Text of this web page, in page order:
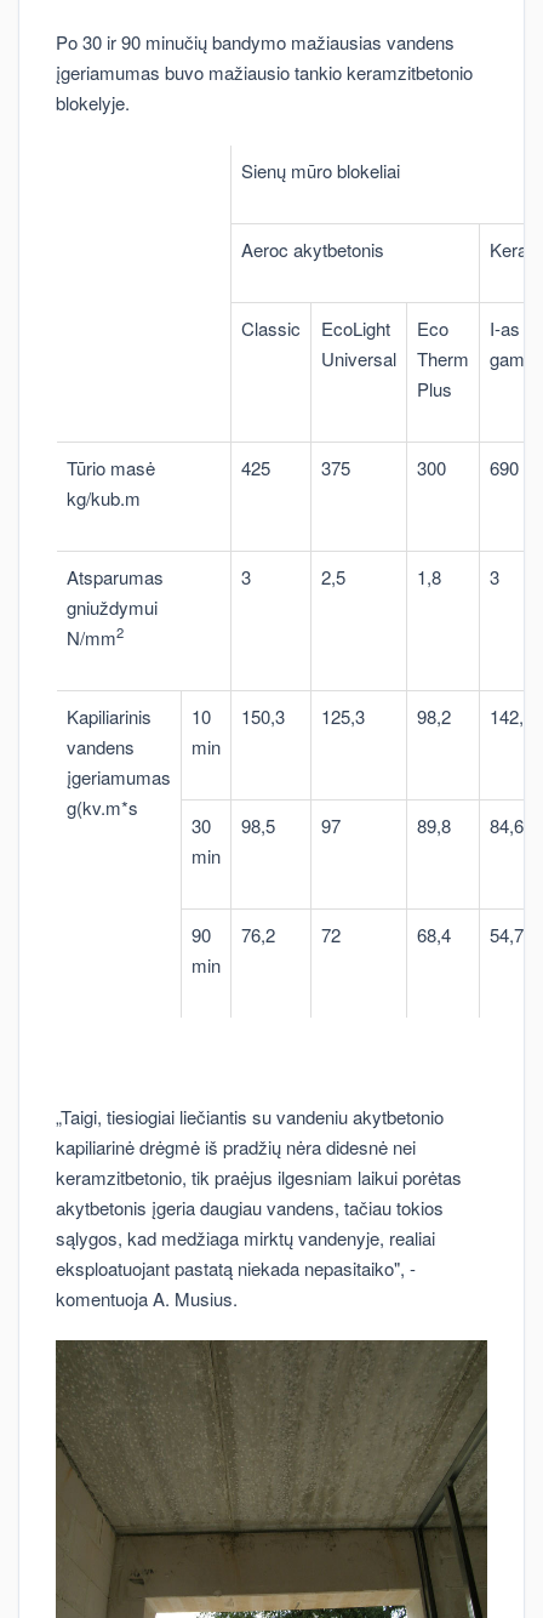
Po 30 ir 90 minučių bandymo mažiausias vandens
įgeriamumas buvo mažiausio tankio keramzitbetonio
blokelyje.
Sienų mūro blokeliai
Aeroc akytbetonis
Classic
EcoLight
Universal
Eco
Therm
Plus
I-as
Tūrio masė
kg/kub.m
425 375 300 690
Atsparumas
gniuždymui
N/mm2
3 2,5 1,8 3
Kapiliarinis
vandens
įgeriamumas
g(kv.m*s
10
min
150,3 125,3 98,2 142,3
30
min
98,5 97 89,8 84,6
90
min
76,2 72 68,4 54,7
„Taigi, tiesiogiai liečiantis su vandeniu akytbetonio
kapiliarinė drėgmė iš pradžių nėra didesnė nei
keramzitbetonio, tik praėjus ilgesniam laikui porėtas
akytbetonis įgeria daugiau vandens, tačiau tokios
sąlygos, kad medžiaga mirktų vandenyje, realiai
eksploatuojant pastatą niekada nepasitaiko", -
komentuoja A. Musius.